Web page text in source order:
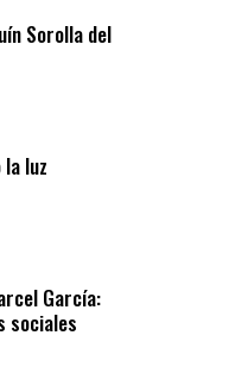
Sorolla del
la luz
García:
sociales